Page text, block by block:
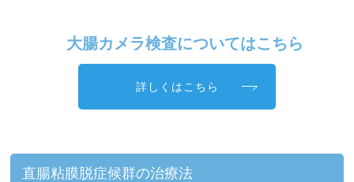
大腸カメラ検査についてはこちら
詳しくはこちら
直腸粘膜脱症候群の治療法